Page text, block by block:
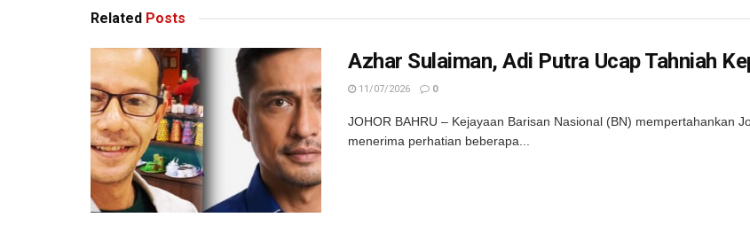
Related Posts
Azhar Sulaiman, Adi Putra Ucap Tahniah
11/07/2026 0
JOHOR BAHRU – Kejayaan Barisan Nasional (BN) mempertahankan
menerima perhatian beberapa...